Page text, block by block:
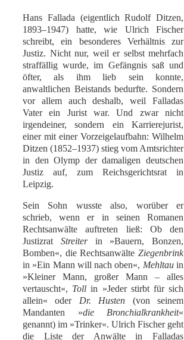
Hans Fallada (eigentlich Rudolf Ditzen,
1893–1947) hatte, wie Ulrich Fischer
schreibt, ein besonderes Verhältnis zur
Justiz. Nicht nur, weil er selbst mehrfach
straffällig wurde, im Gefängnis saß und
öfter, als ihm lieb sein konnte,
anwaltlichen Beistands bedurfte. Sondern
vor allem auch deshalb, weil Falladas
Vater ein Jurist war. Und zwar nicht
irgendeiner, sondern ein Karrierejurist,
einer mit einer Vorzeigelaufbahn: Wilhelm
Ditzen (1852–1937) stieg vom Amtsrichter
in den Olymp der damaligen deutschen
Justiz auf, zum Reichsgerichtsrat in
Leipzig.
Sein Sohn wusste also, worüber er
schrieb, wenn er in seinen Romanen
Rechtsanwälte auftreten ließ: Ob den
Justizrat Streiterin »Bauern, Bonzen,
Bomben«, die Rechtsanwälte Ziegenbrink
in »Ein Mann will nach oben«, Mehltauin
»Kleiner Mann, großer Mann – alles
vertauscht«, Toll in »Jeder stirbt für sich
allein« oder Dr. Husten (von seinem
Mandanten »die Bronchialkrankheit«
genannt) im »Trinker«. Ulrich Fischer geht
die Liste der Anwälte in Falladas